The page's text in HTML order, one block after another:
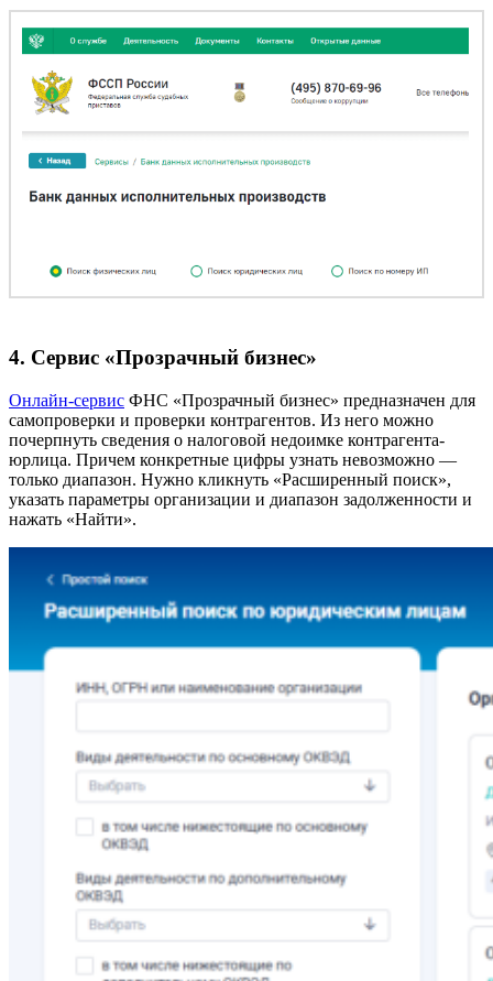
4. Сервис «Прозрачный бизнес»
Онлайн-сервис ФНС «Прозрачный бизнес» предназначен для
самопроверки и проверки контрагентов. Из него можно
почерпнуть сведения о налоговой недоимке контрагента-
юрлица. Причем конкретные цифры узнать невозможно —
только диапазон. Нужно кликнуть «Расширенный поиск»,
указать параметры организации и диапазон задолженности и
нажать «Найти».